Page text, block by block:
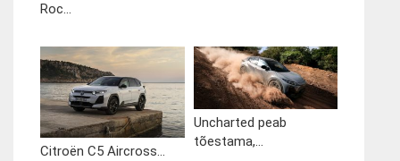
Roc...
Citroën C5 Aircross...
Uncharted peab
tõestama,...